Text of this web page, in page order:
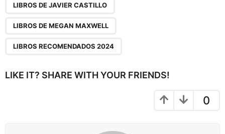
o
LIBROS DE JAVIER CASTILLO
LIBROS DE MEGAN MAXWELL
LIBROS RECOMENDADOS 2024
LIKE IT? SHARE WITH YOUR FRIENDS!
0